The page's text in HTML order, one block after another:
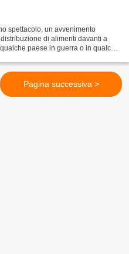
spettacolo, un avvenimento
di alimenti davanti a
paese in guerra o in qualche
Pagina successiva >